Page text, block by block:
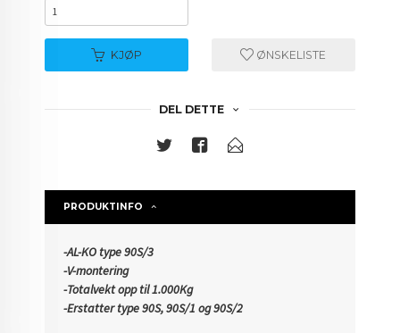
KJØP ØNSKELISTE
DEL DETTE
PRODUKTINFO
-AL-KO type 90S/3
-V-montering
-Totalvekt opp til 1.000Kg
-Erstatter type 90S, 90S/1 og 90S/2